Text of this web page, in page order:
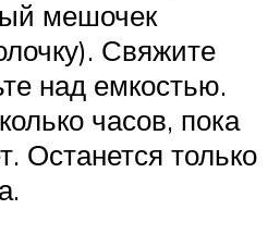
мешочек
Свяжите
над емкостью.
часов, пока
Останется только